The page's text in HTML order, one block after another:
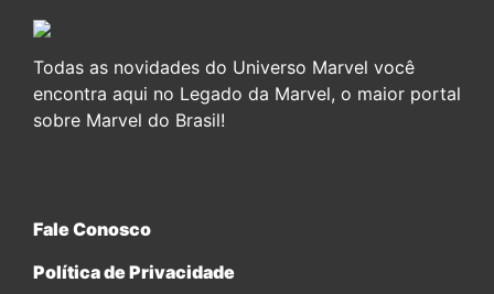
Todas as novidades do Universo Marvel você
encontra aqui no Legado da Marvel, o maior portal
sobre Marvel do Brasil!
Fale Conosco
Política de Privacidade